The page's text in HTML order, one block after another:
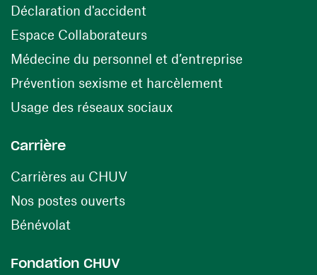
Déclaration d'accident
Espace Collaborateurs(ouvre une nouvelle fenêtre)
Médecine du personnel et d’entreprise
Prévention sexisme et harcèlement
Usage des réseaux sociaux(ouvre une nouvelle
Carrière
Carrières au CHUV(ouvre une nouvelle fenêtre)
Nos postes ouverts(ouvre une nouvelle fenêtre)
Bénévolat
Fondation CHUV